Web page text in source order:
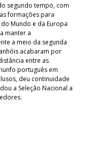
segundo tempo, com
formações para
Mundo e da Europa
manter a
a meio da segunda
acabaram por
entre as
português em
deu continuidade
a Seleção Nacional a